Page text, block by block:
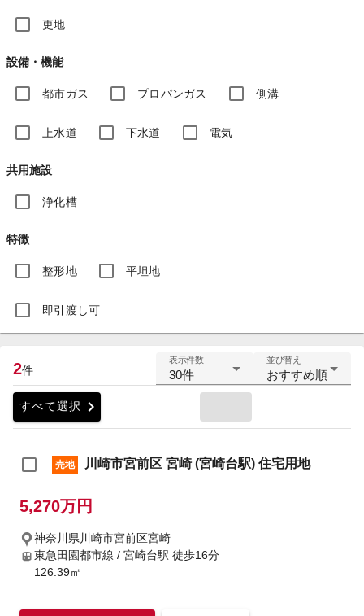
更地
設備・機能
都市ガス プロパンガス 側溝
上水道 下水道 電気
共用施設
浄化槽
特徴
整形地 平坦地
即引渡し可
2件
表示件数
30件
並び替え
おすすめ順
すべて選択 chevron_right
売地 川崎市宮前区 宮崎 (宮崎台駅) 住宅用地
5,270万円
神奈川県川崎市宮前区宮崎
東急田園都市線 / 宮崎台駅 徒歩16分
126.39㎡